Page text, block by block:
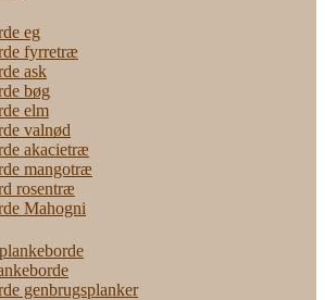
eg
fyrretræ
ask
bøg
elm
valnød
akacietræ
mangotræ
rosentræ
Mahogni
genbrugsplanker